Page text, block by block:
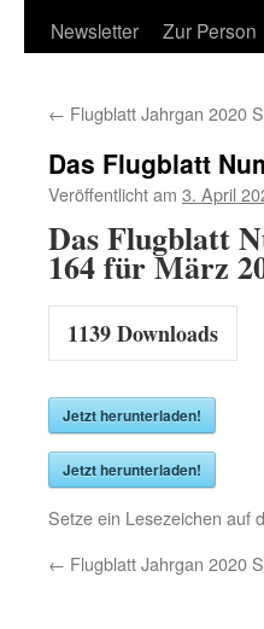
Newsletter
Zur Person
← Flugblatt Jahrgan 2020
Das Flugblatt
Veröffentlicht am 3. April
Das Flugblatt
164 für März
1139Downloads
Jetzt herunterladen!
Jetzt herunterladen!
Setze ein Lesezeichen auf
← Flugblatt Jahrgan 2020